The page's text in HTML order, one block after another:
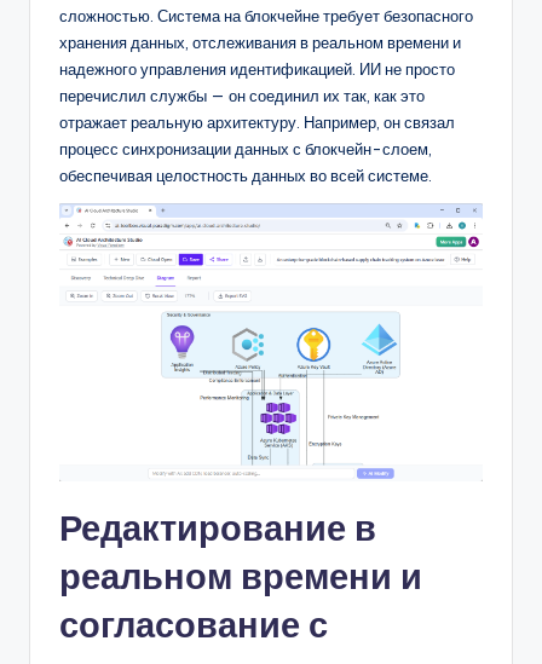
сложностью. Система на блокчейне требует безопасного
хранения данных, отслеживания в реальном времени и
надежного управления идентификацией. ИИ не просто
перечислил службы — он соединил их так, как это
отражает реальную архитектуру. Например, он связал
процесс синхронизации данных с блокчейн-слоем,
обеспечивая целостность данных во всей системе.
Редактирование в
реальном времени и
согласование с